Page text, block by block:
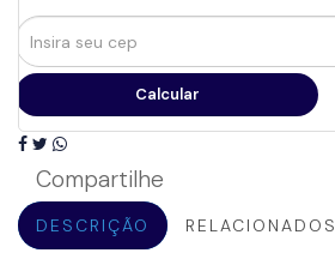
Calcular
frete
Calcular
Compartilhe
DESCRIÇÃO RELACIONADOS